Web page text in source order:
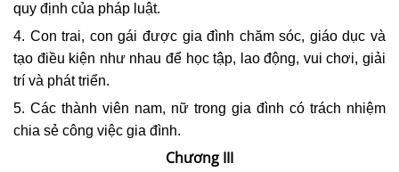
quy định của pháp luật.
4. Con trai, con gái được gia đình chăm sóc, giáo dục và
tạo điều kiện như nhau để học tập, lao động, vui chơi, giải
trí và phát triển.
5. Các thành viên nam, nữ trong gia đình có trách nhiệm
chia sẻ công việc gia đình.
Chương III